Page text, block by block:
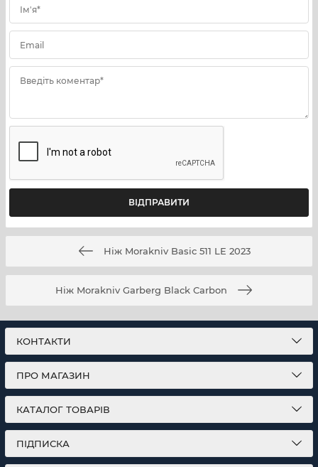
Ім'я*
Email
Введіть коментар*
Ніж Morakniv Basic 511 LE 2023
Ніж Morakniv Garberg Black Carbon
КОНТАКТИ
ПРО МАГАЗИН
КАТАЛОГ ТОВАРІВ
ПІДПИСКА